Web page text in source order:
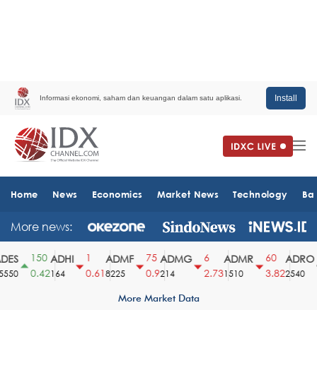
Informasi ekonomi, saham dan keuangan dalam satu aplikasi. Install
Home News Economics Market News Technology
More news:
150
0.42
ADHI
164
0.61
ADMF
8225
75
0.9
ADMG
214
2.73
ADMR
1510
60
3.82
ADRO
2540
More Market Data